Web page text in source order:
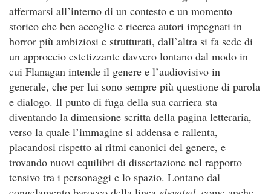
affermarsi all’interno di un contesto e un momento
storico che ben accoglie e ricerca autori impegnati in
horror più ambiziosi e strutturati, dall’altra si fa sede di
un approccio estetizzante davvero lontano dal modo in
cui Flanagan intende il genere e l’audiovisivo in
generale, che per lui sono sempre più questione di parola
e dialogo. Il punto di fuga della sua carriera sta
diventando la dimensione scritta della pagina letteraria,
verso la quale l’immagine si addensa e rallenta,
placandosi rispetto ai ritmi canonici del genere, e
trovando nuovi equilibri di dissertazione nel rapporto
tensivo tra i personaggi e lo spazio. Lontano dal